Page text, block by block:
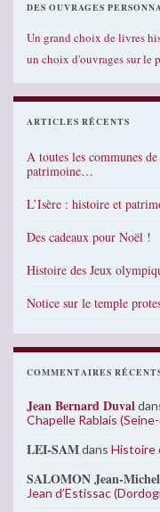
DES OUVRAGES
Un grand choix de livres
un choix d'ouvrages sur le
ARTICLES RÉCENTS
A toutes les communes
patrimoine…
L’Isère : histoire et
Des cadeaux pour Noël !
Histoire des Jeux
Notice sur le temple
COMMENTAIRES
Jean Bernard Duval
Chapelle Rablais
LEI-SAMdans Histoire
SALOMON Jean-Michel
Jean d’Estissac